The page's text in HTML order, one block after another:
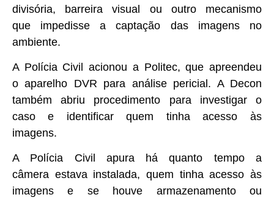
divisória, barreira visual ou outro mecanismo
que impedisse a captação das imagens no
ambiente.
A Polícia Civil acionou a Politec, que apreendeu
o aparelho DVR para análise pericial. A Decon
também abriu procedimento para investigar o
caso e identificar quem tinha acesso às
imagens.
A Polícia Civil apura há quanto tempo a
câmera estava instalada, quem tinha acesso às
imagens e se houve armazenamento ou